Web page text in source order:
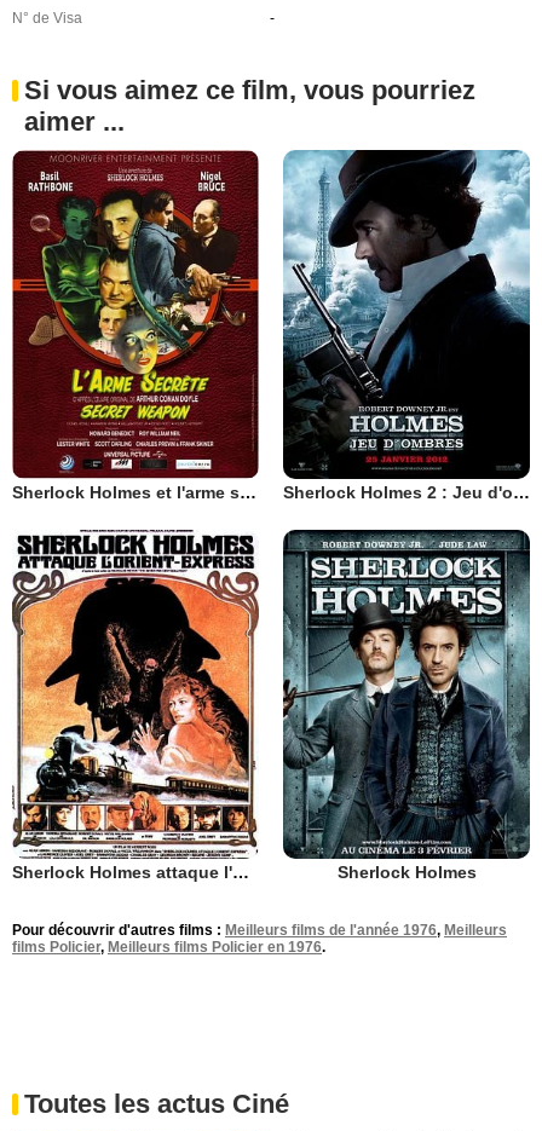
N° de Visa
-
Si vous aimez ce film, vous pourriez
aimer ...
Sherlock Holmes et l'arme secrète Sherlock Holmes 2 : Jeu d'ombres
Sherlock Holmes attaque l'Orient Express Sherlock Holmes
Pour découvrir d'autres films : Meilleurs films de l'année 1976, Meilleurs
films Policier, Meilleurs films Policier en 1976.
Toutes les actus Ciné